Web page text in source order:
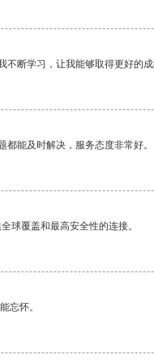
不断学习，让我能够取得更好的
能及时解决，服务态度非常好。
球覆盖和最高安全性的连接。
忘怀。